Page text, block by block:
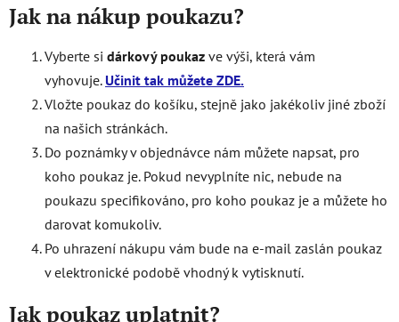
Jak na nákup poukazu?
Vyberte si dárkový poukaz ve výši, která vám
vyhovuje. Učinit tak můžete ZDE.
Vložte poukaz do košíku, stejně jako jakékoliv jiné zboží
na našich stránkách.
Do poznámky v objednávce nám můžete napsat, pro
koho poukaz je. Pokud nevyplníte nic, nebude na
poukazu specifikováno, pro koho poukaz je a můžete ho
darovat komukoliv.
Po uhrazení nákupu vám bude na e-mail zaslán poukaz
v elektronické podobě vhodný k vytisknutí.
Jak poukaz uplatnit?